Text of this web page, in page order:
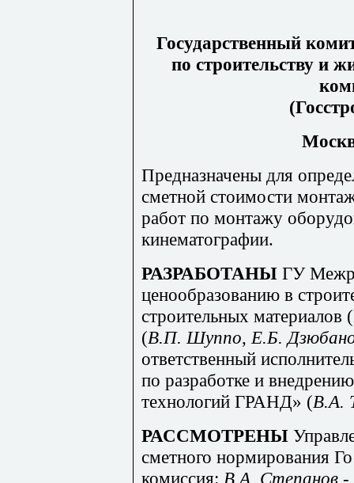
Государственный
по строительству и
Предназначены для
сметной стоимости
работ по монтажу
кинематографии.
РАЗРАБОТАНЫ ГУ
ценообразованию в
строительных
(В.П. Шуппо, Е.Б. Дзю
ответственный
по разработке и
технологий ГРАНД» (В.А.
РАССМОТРЕНЫ
сметного нормирования
комиссия: В.А. Степанов -